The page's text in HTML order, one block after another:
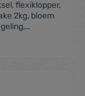
flexiklopper,
2kg, bloem
smaken